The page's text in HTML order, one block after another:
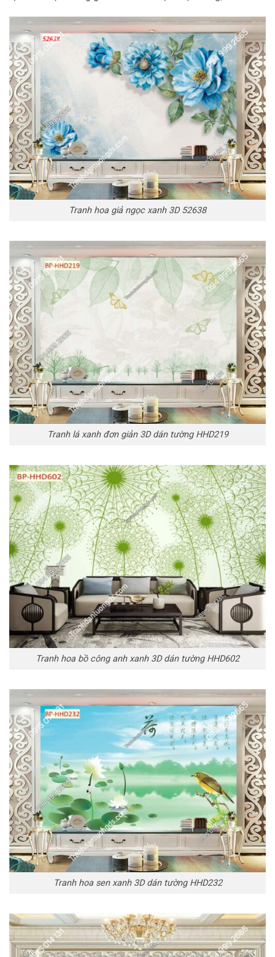
Tranh hoa giả ngọc xanh 3D 52638
Tranh lá xanh đơn giản 3D dán tường HHD219
Tranh hoa bồ công anh xanh 3D dán tường HHD602
Tranh hoa sen xanh 3D dán tường HHD232